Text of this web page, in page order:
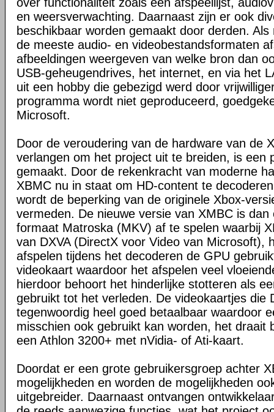
en weersverwachting. Daarnaast zijn er ook
beschikbaar worden gemaakt door derden.
de meeste audio- en videobestandsformaten
afbeeldingen weergeven van welke bron dan
USB-geheugendrives, het internet, en via het
uit een hobby die gebezigd werd door
programma wordt niet geproduceerd,
Microsoft.
Door de veroudering van de hardware van de
verlangen om het project uit te breiden, is een
gemaakt. Door de rekenkracht van moderne
XBMC nu in staat om HD-content te
wordt de beperking van de originele Xbox-
vermeden. De nieuwe versie van XMBC is
formaat Matroska (MKV) af te spelen waarbij
van DXVA (DirectX voor Video van Microsoft),
afspelen tijdens het decoderen de GPU
videokaart waardoor het afspelen veel
hierdoor behoort het hinderlijke stotteren als
gebruikt tot het verleden. De videokaartjes die
tegenwoordig heel goed betaalbaar waardoor
misschien ook gebruikt kan worden, het draait
een Athlon 3200+ met nVidia- of Ati-kaart.
Doordat er een grote gebruikersgroep achter
mogelijkheden en worden de mogelijkheden
uitgebreider. Daarnaast ontvangen